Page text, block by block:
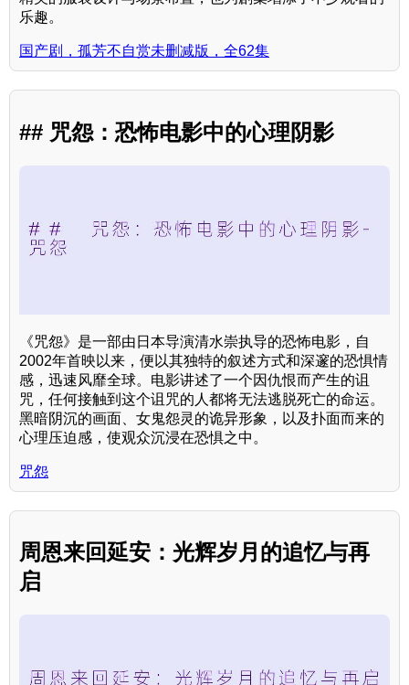
乐趣。
国产剧，孤芳不自赏未删减版，全62集
## 咒怨：恐怖电影中的心理阴影
《咒怨》是一部由日本导演清水崇执导的恐怖电影，自
2002年首映以来，便以其独特的叙述方式和深邃的恐惧情
感，迅速风靡全球。电影讲述了一个因仇恨而产生的诅
咒，任何接触到这个诅咒的人都将无法逃脱死亡的命运。
黑暗阴沉的画面、女鬼怨灵的诡异形象，以及扑面而来的
心理压迫感，使观众沉浸在恐惧之中。
咒怨
周恩来回延安：光辉岁月的追忆与再
启